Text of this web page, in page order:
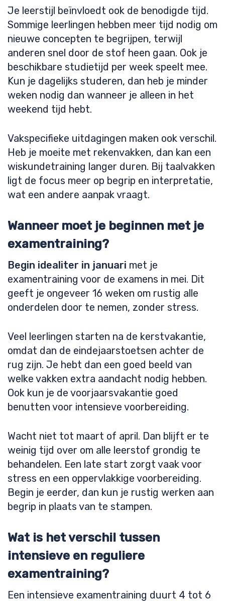
Je leerstijl beïnvloedt ook de benodigde tijd.
Sommige leerlingen hebben meer tijd nodig om
nieuwe concepten te begrijpen, terwijl
anderen snel door de stof heen gaan. Ook je
beschikbare studietijd per week speelt mee.
Kun je dagelijks studeren, dan heb je minder
weken nodig dan wanneer je alleen in het
weekend tijd hebt.
Vakspecifieke uitdagingen maken ook verschil.
Heb je moeite met rekenvakken, dan kan een
wiskundetraining langer duren. Bij taalvakken
ligt de focus meer op begrip en interpretatie,
wat een andere aanpak vraagt.
Wanneer moet je beginnen met je
examentraining?
Begin idealiter in januari met je
examentraining voor de examens in mei. Dit
geeft je ongeveer 16 weken om rustig alle
onderdelen door te nemen, zonder stress.
Veel leerlingen starten na de kerstvakantie,
omdat dan de eindejaarstoetsen achter de
rug zijn. Je hebt dan een goed beeld van
welke vakken extra aandacht nodig hebben.
Ook kun je de voorjaarsvakantie goed
benutten voor intensieve voorbereiding.
Wacht niet tot maart of april. Dan blijft er te
weinig tijd over om alle leerstof grondig te
behandelen. Een late start zorgt vaak voor
stress en een oppervlakkige voorbereiding.
Begin je eerder, dan kun je rustig werken aan
begrip in plaats van te stampen.
Wat is het verschil tussen
intensieve en reguliere
examentraining?
Een intensieve examentraining duurt 4 tot 6